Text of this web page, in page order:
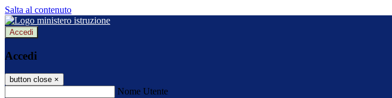
Salta al contenuto
Accedi
Accedi
button close ×
Nome Utente